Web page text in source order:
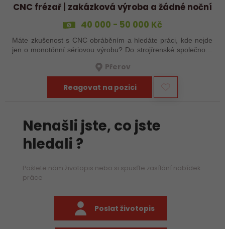
CNC frézař | zakázková výroba a žádné noční
40 000 - 50 000 Kč
Máte zkušenost s CNC obráběním a hledáte práci, kde nejde
jen o monotónní sériovou výrobu? Do strojírenské společnosti
Přerov
Reagovat na pozici
Nenašli jste, co jste
hledali ?
Pošlete nám životopis nebo si spusťte zasílání nabídek
práce
Poslat životopis